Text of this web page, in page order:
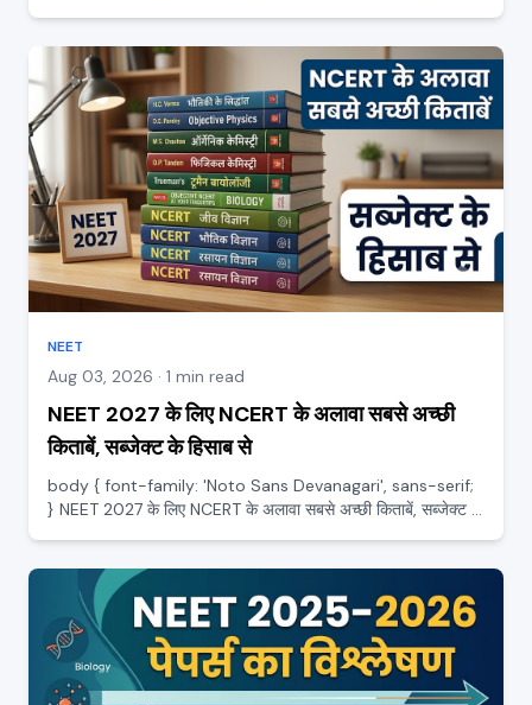
NEET
Aug 03, 2026 · 1 min read
NEET 2027 के लिए NCERT के अलावा सबसे अच्छी
किताबें, सब्जेक्ट के हिसाब से
body { font-family: 'Noto Sans Devanagari', sans-serif;
} NEET 2027 के लिए NCERT के अलावा सबसे अच्छी किताबें, सब्जेक्ट के